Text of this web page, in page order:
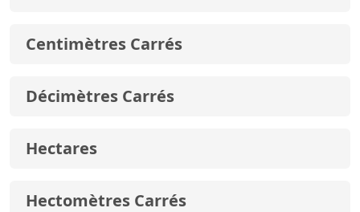
Centimètres Carrés
Décimètres Carrés
Hectares
Hectomètres Carrés